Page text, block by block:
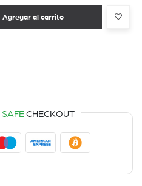
Agregar al carrito
SAFECHECKOUT